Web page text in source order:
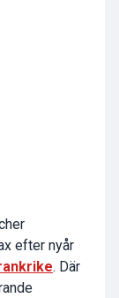
efter nyår
. Där